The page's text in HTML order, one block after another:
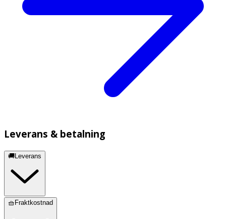
Leverans & betalning
🚚Leverans
🧺Fraktkostnad